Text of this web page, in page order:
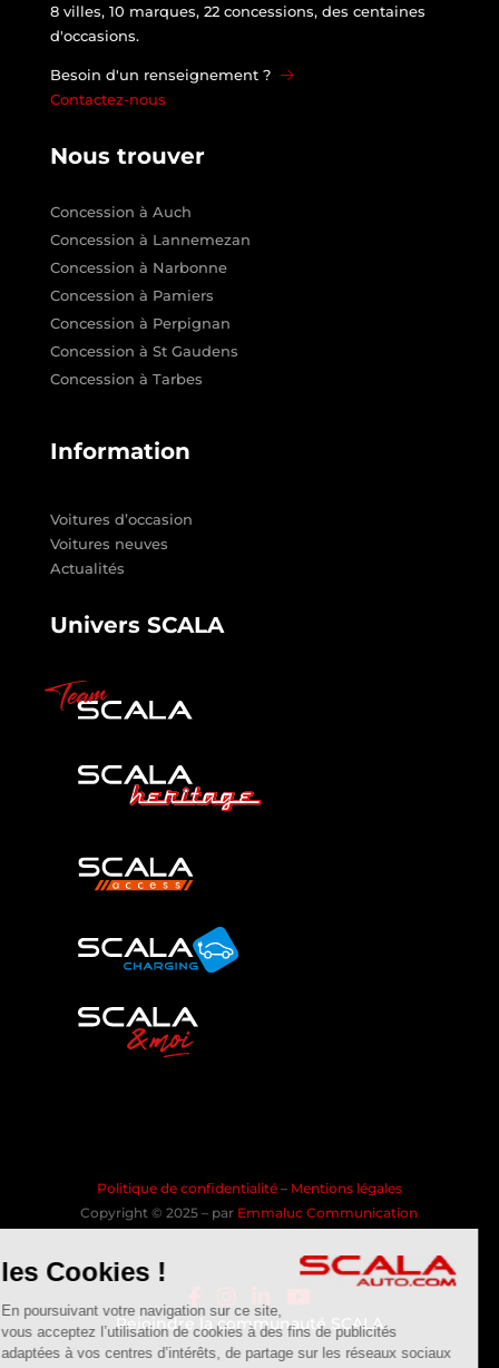
8 villes, 10 marques, 22 concessions, des centaines
d'occasions.
Besoin d'un renseignement ?
Contactez-nous
Nous trouver
Concession à Auch
Concession à Lannemezan
Concession à Narbonne
Concession à Pamiers
Concession à Perpignan
Concession à St Gaudens
Concession à Tarbes
Information
Voitures d’occasion
Voitures neuves
Actualités
Univers SCALA
Politique de confidentialité – Mentions légales
Copyright © 2025 – par Emmaluc Communication
Rejoindre la communauté SCALA
les Cookies !
En poursuivant votre navigation sur ce site,
vous acceptez l’utilisation de cookies à des fins de publicités
adaptées à vos centres d’intérêts, de partage sur les réseaux sociaux